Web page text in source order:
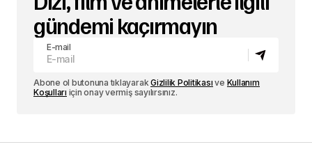
gündemi kaçırmayın
E-mail
Abone ol butonuna tıklayarakGizlilik Politikası ve Kullanım
Koşulları için onay vermiş sayılırsınız.